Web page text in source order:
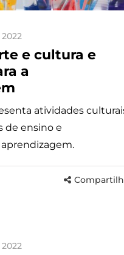
e cultura e
a
atividades
de ensino e